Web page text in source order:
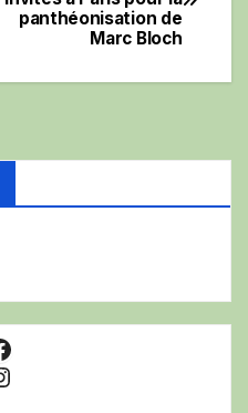
panthéonisation de
Marc Bloch